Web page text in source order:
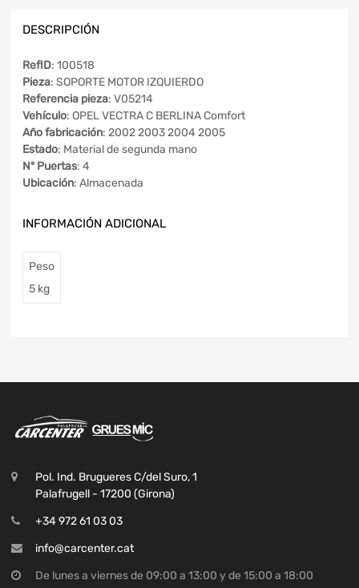
DESCRIPCIÓN
RefID: 100518
Pieza: SOPORTE MOTOR IZQUIERDO
Referencia pieza: V05214
Vehículo: OPEL VECTRA C BERLINA Comfort
Año fabricación: 2002 2003 2004 2005
Estado: Material de segunda mano
Nº Puertas: 4
Ubicación: Almacenada
INFORMACIÓN ADICIONAL
Peso
5 kg
Pol. Ind. Brugueres C/del Suro, 1
Palafrugell - 17200 (Girona)
+34 972 61 03 03
info@carcenter.cat
De lunes a viernes de 09:00 a 13:00 y de 15:00 a 18:00